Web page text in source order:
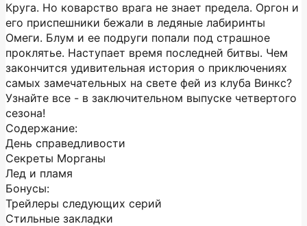
Круга. Но коварство врага не знает предела. Оргон и
его приспешники бежали в ледяные лабиринты
Омеги. Блум и ее подруги попали под страшное
проклятье. Наступает время последней битвы. Чем
закончится удивительная история о приключениях
самых замечательных на свете фей из клуба Винкс?
Узнайте все - в заключительном выпуске четвертого
сезона!
Содержание:
День справедливости
Секреты Морганы
Лед и пламя
Бонусы:
Трейлеры следующих серий
Стильные закладки